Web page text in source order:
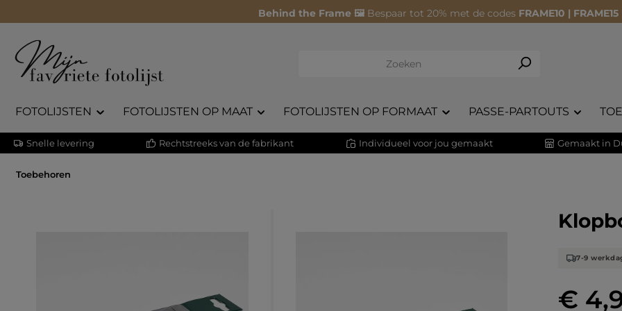
Behind the Frame 🖼️ Bespaar tot 20% met de codes FRAME10 |
FOTOLIJSTEN FOTOLIJSTEN OP MAAT FOTOLIJSTEN OP FORMAAT PASSE-PARTOUTS
Snelle levering Rechtstreeks van de fabrikant Individueel voor jou gemaakt Gemaakt in
Toebehoren
Normale
€
7-9